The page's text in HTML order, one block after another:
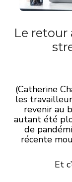
Le
(Catherine
les
revenir au
autant été
de
récente
Et